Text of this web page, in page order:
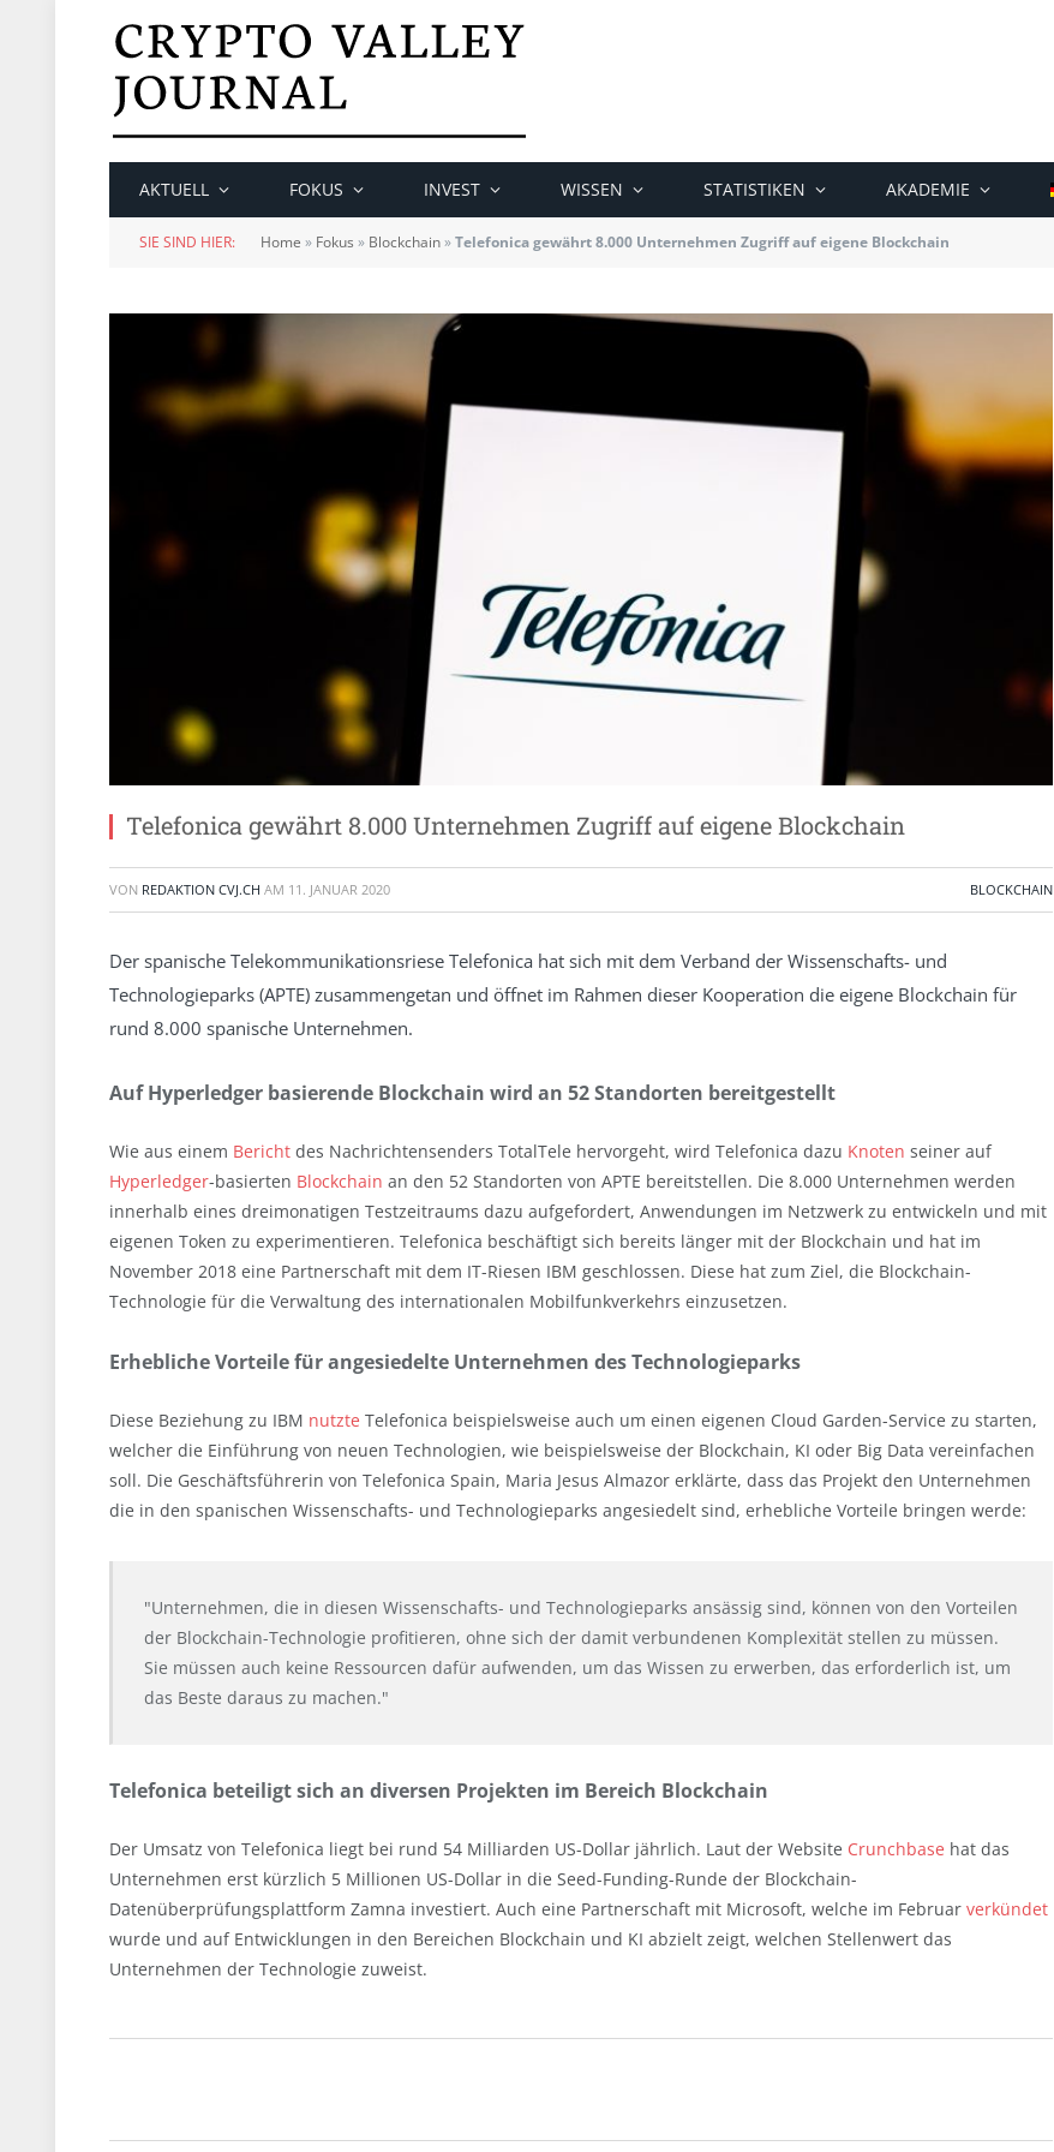
AKTUELL FOKUS INVEST WISSEN STATISTIKEN AKADEMIE
SIE SIND HIER: Home » Fokus » Blockchain»Telefonica gewährt 8.000 Unternehmen Zugriff auf eigene Blockchain
Telefonica gewährt 8.000 Unternehmen Zugriff auf eigene Blockchain
VON REDAKTION CVJ.CH AM 11. JANUAR 2020 BLOCKCHAIN
Der spanische Telekommunikationsriese Telefonica hat sich mit dem Verband der Wissenschafts- und
Technologieparks (APTE) zusammengetan und öffnet im Rahmen dieser Kooperation die eigene Blockchain für
rund 8.000 spanische Unternehmen.
Auf Hyperledger basierende Blockchain wird an 52 Standorten bereitgestellt
Wie aus einem Bericht des Nachrichtensenders TotalTele hervorgeht, wird Telefonica dazu Knoten seiner auf
Hyperledger-basierten Blockchain an den 52 Standorten von APTE bereitstellen. Die 8.000 Unternehmen werden
innerhalb eines dreimonatigen Testzeitraums dazu aufgefordert, Anwendungen im Netzwerk zu entwickeln und mit
eigenen Token zu experimentieren. Telefonica beschäftigt sich bereits länger mit der Blockchain und hat im
November 2018 eine Partnerschaft mit dem IT-Riesen IBM geschlossen. Diese hat zum Ziel, die Blockchain-
Technologie für die Verwaltung des internationalen Mobilfunkverkehrs einzusetzen.
Erhebliche Vorteile für angesiedelte Unternehmen des Technologieparks
Diese Beziehung zu IBM nutzte Telefonica beispielsweise auch um einen eigenen Cloud Garden-Service zu starten,
welcher die Einführung von neuen Technologien, wie beispielsweise der Blockchain, KI oder Big Data vereinfachen
soll. Die Geschäftsführerin von Telefonica Spain, Maria Jesus Almazor erklärte, dass das Projekt den Unternehmen
die in den spanischen Wissenschafts- und Technologieparks angesiedelt sind, erhebliche Vorteile bringen werde:
"Unternehmen, die in diesen Wissenschafts- und Technologieparks ansässig sind, können von den Vorteilen
der Blockchain-Technologie profitieren, ohne sich der damit verbundenen Komplexität stellen zu müssen.
Sie müssen auch keine Ressourcen dafür aufwenden, um das Wissen zu erwerben, das erforderlich ist, um
das Beste daraus zu machen."
Telefonica beteiligt sich an diversen Projekten im Bereich Blockchain
Der Umsatz von Telefonica liegt bei rund 54 Milliarden US-Dollar jährlich. Laut der Website Crunchbase hat das
Unternehmen erst kürzlich 5 Millionen US-Dollar in die Seed-Funding-Runde der Blockchain-
Datenüberprüfungsplattform Zamna investiert. Auch eine Partnerschaft mit Microsoft, welche im Februar verkündet
wurde und auf Entwicklungen in den Bereichen Blockchain und KI abzielt zeigt, welchen Stellenwert das
Unternehmen der Technologie zuweist.